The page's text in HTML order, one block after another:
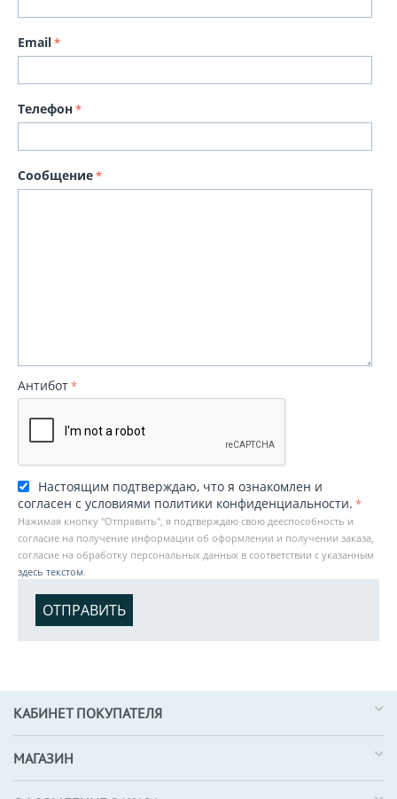
Email
Телефон
Сообщение
Антибот
Настоящим подтверждаю, что я ознакомлен и
согласен с условиями политики конфиденциальности.
Нажимая кнопку "Отправить", я подтверждаю свою дееспособность и
согласие на получение информации об оформлении и получении заказа,
согласие на обработку персональных данных в соответствии с указанным
здесь текстом.
ОТПРАВИТЬ
КАБИНЕТ ПОКУПАТЕЛЯ
МАГАЗИН